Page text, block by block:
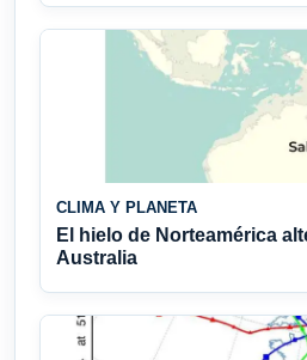
CLIMA Y PLANETA
El hielo de Norteamérica
Australia